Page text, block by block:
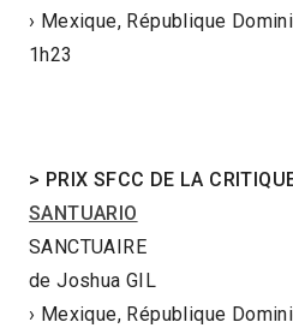
› Mexique, République
1h23
> PRIX SFCC DE LA
SANTUARIO
SANCTUAIRE
de Joshua GIL
› Mexique, République